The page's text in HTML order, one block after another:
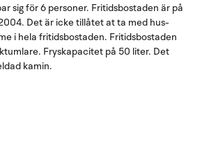
sig för 6 personer. Fritidsbostaden är på
2004. Det är icke tillåtet at ta med hus-
i hela fritidsbostaden. Fritidsbostaden
Fryskapacitet på 50 liter. Det
kamin.